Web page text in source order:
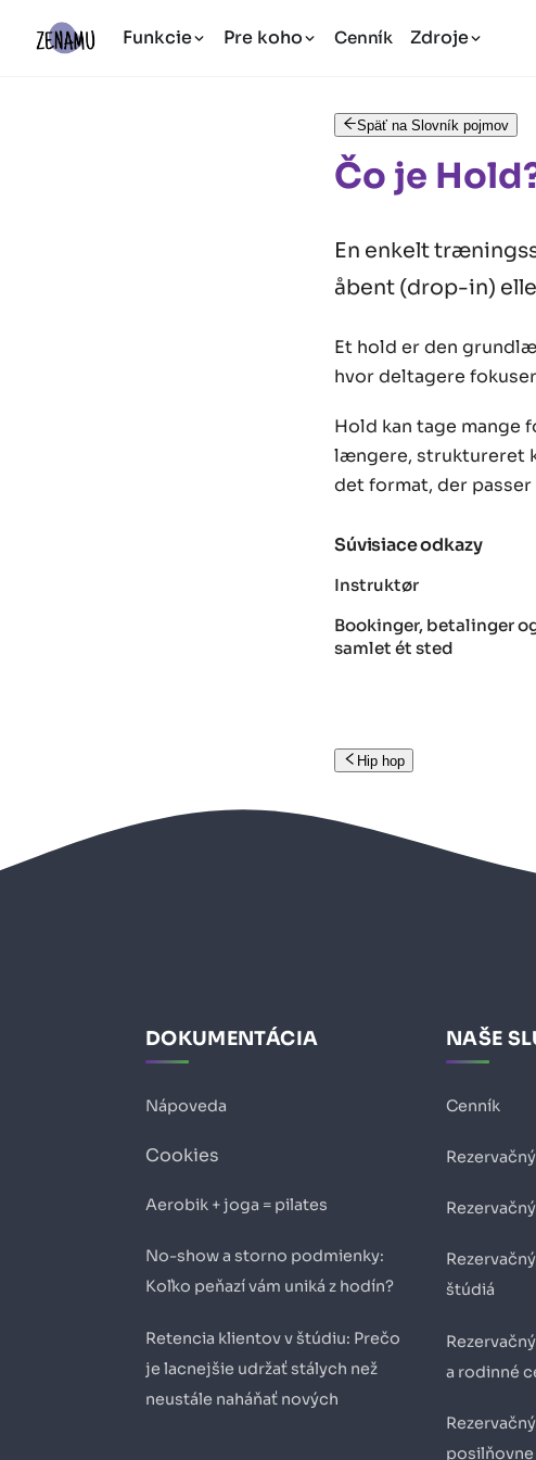
Funkcie Pre koho Cenník Zdroje
Späť na Slovník pojmov
Čo je
En enkelt
åbent (drop-in)
Et hold er den
hvor deltagere
Hold kan tage mange
længere, struktureret
det format, der
Súvisiace odkazy
Instruktør
Bookinger, betalinger
samlet ét sted
Hip hop
DOKUMENTÁCIA
Nápoveda
Cookies
Aerobik + joga = pilates
No-show a storno podmienky:
Koľko peňazí vám uniká z hodín?
Retencia klientov v štúdiu: Prečo
je lacnejšie udržať stálych než
neustále naháňať nových
NAŠE
Cenník
štúdiá
a rodinné